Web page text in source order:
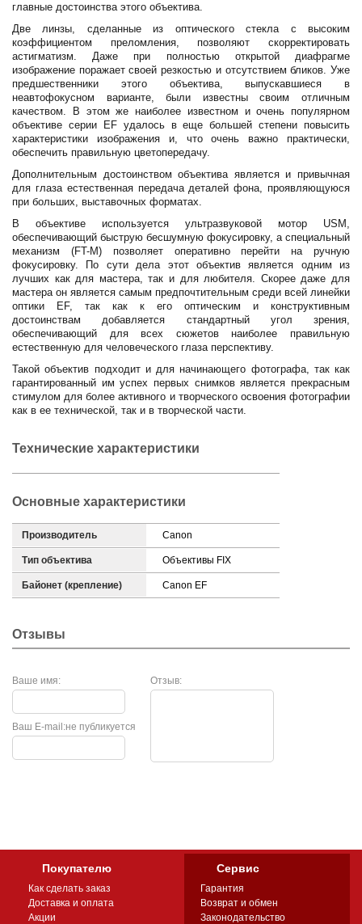
главные достоинства этого объектива.
Две линзы, сделанные из оптического стекла с высоким
коэффициентом преломления, позволяют скорректировать
астигматизм. Даже при полностью открытой диафрагме
изображение поражает своей резкостью и отсутствием бликов. Уже
предшественники этого объектива, выпускавшиеся в
неавтофокусном варианте, были известны своим отличным
качеством. В этом же наиболее известном и очень популярном
объективе серии EF удалось в еще большей степени повысить
характеристики изображения и, что очень важно практически,
обеспечить правильную цветопередачу.
Дополнительным достоинством объектива является и привычная
для глаза естественная передача деталей фона, проявляющуюся
при больших, выставочных форматах.
В объективе используется ультразвуковой мотор USM,
обеспечивающий быструю бесшумную фокусировку, а специальный
механизм (FT-M) позволяет оперативно перейти на ручную
фокусировку. По сути дела этот объектив является одним из
лучших как для мастера, так и для любителя. Скорее даже для
мастера он является самым предпочтительным среди всей линейки
оптики EF, так как к его оптическим и конструктивным
достоинствам добавляется стандартный угол зрения,
обеспечивающий для всех сюжетов наиболее правильную
естественную для человеческого глаза перспективу.
Такой объектив подходит и для начинающего фотографа, так как
гарантированный им успех первых снимков является прекрасным
стимулом для более активного и творческого освоения фотографии
как в ее технической, так и в творческой части.
Технические характеристики
Основные характеристики
Производитель Canon
Тип объектива Объективы FIX
Байонет (крепление) Canon EF
Отзывы
Ваше имя: Отзыв:
не публикуется
Ваш E-mail:
Покупателю
Как сделать заказ
Доставка и оплата
Акции
Сервис
Гарантия
Возврат и обмен
Законодательство